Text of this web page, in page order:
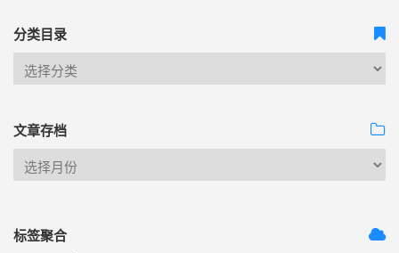
分类目录
文章存档
标签聚合